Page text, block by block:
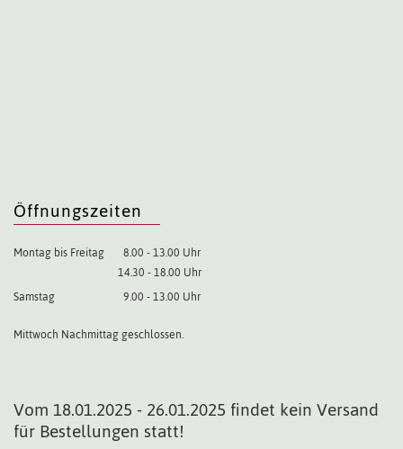
Öffnungszeiten
Montag bis Freitag
8.00 - 13.00 Uhr
14.30 - 18.00 Uhr
Samstag
9.00 - 13.00 Uhr
Mittwoch Nachmittag geschlossen.
Vom 18.01.2025 - 26.01.2025 findet kein Versand
für Bestellungen statt!